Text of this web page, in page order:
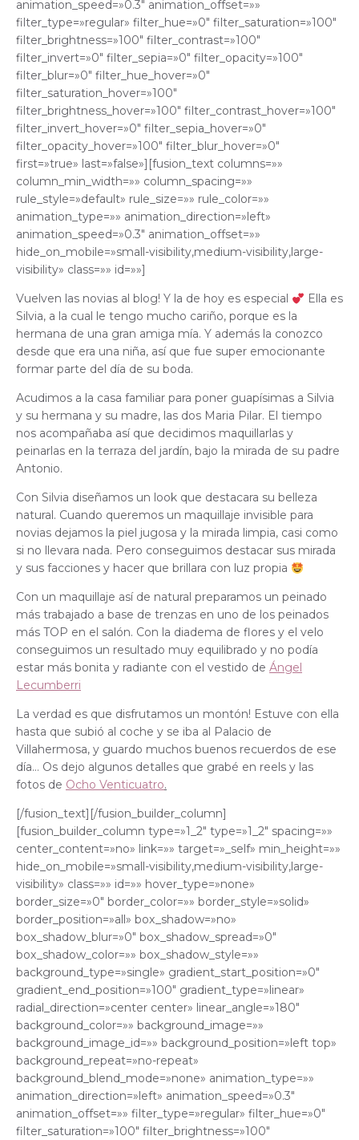
animation_speed=»0.3″ animation_offset=»»
filter_type=»regular» filter_hue=»0″ filter_saturation=»100″
filter_brightness=»100″ filter_contrast=»100″
filter_invert=»0″ filter_sepia=»0″ filter_opacity=»100″
filter_blur=»0″ filter_hue_hover=»0″
filter_saturation_hover=»100″
filter_brightness_hover=»100″ filter_contrast_hover=»100″
filter_invert_hover=»0″ filter_sepia_hover=»0″
filter_opacity_hover=»100″ filter_blur_hover=»0″
first=»true» last=»false»][fusion_text columns=»»
column_min_width=»» column_spacing=»»
rule_style=»default» rule_size=»» rule_color=»»
animation_type=»» animation_direction=»left»
animation_speed=»0.3″ animation_offset=»»
hide_on_mobile=»small-visibility,medium-visibility,large-
visibility» class=»» id=»»]
Vuelven las novias al blog! Y la de hoy es especial
Ella es
Silvia, a la cual le tengo mucho cariño, porque es la
hermana de una gran amiga mía. Y además la conozco
desde que era una niña, así que fue super emocionante
formar parte del día de su boda.
Acudimos a la casa familiar para poner guapísimas a Silvia
y su hermana y su madre, las dos Maria Pilar. El tiempo
nos acompañaba así que decidimos maquillarlas y
peinarlas en la terraza del jardín, bajo la mirada de su padre
Antonio.
Con Silvia diseñamos un look que destacara su belleza
natural. Cuando queremos un maquillaje invisible para
novias dejamos la piel jugosa y la mirada limpia, casi como
si no llevara nada. Pero conseguimos destacar sus mirada
y sus facciones y hacer que brillara con luz propia
Con un maquillaje así de natural preparamos un peinado
más trabajado a base de trenzas en uno de los peinados
más TOP en el salón. Con la diadema de flores y el velo
conseguimos un resultado muy equilibrado y no podía
estar más bonita y radiante con el vestido de Ángel
Lecumberri
La verdad es que disfrutamos un montón! Estuve con ella
hasta que subió al coche y se iba al Palacio de
Villahermosa, y guardo muchos buenos recuerdos de ese
día… Os dejo algunos detalles que grabé en reels y las
fotos de Ocho Venticuatro.
[/fusion_text][/fusion_builder_column]
[fusion_builder_column type=»1_2″ type=»1_2″ spacing=»»
center_content=»no» link=»» target=»_self» min_height=»»
hide_on_mobile=»small-visibility,medium-visibility,large-
visibility» class=»» id=»» hover_type=»none»
border_size=»0″ border_color=»» border_style=»solid»
border_position=»all» box_shadow=»no»
box_shadow_blur=»0″ box_shadow_spread=»0″
box_shadow_color=»» box_shadow_style=»»
background_type=»single» gradient_start_position=»0″
gradient_end_position=»100″ gradient_type=»linear»
radial_direction=»center center» linear_angle=»180″
background_color=»» background_image=»»
background_image_id=»» background_position=»left top»
background_repeat=»no-repeat»
background_blend_mode=»none» animation_type=»»
animation_direction=»left» animation_speed=»0.3″
animation_offset=»» filter_type=»regular» filter_hue=»0″
filter_saturation=»100″ filter_brightness=»100″